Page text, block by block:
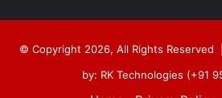
© Copyright 2026, All Rights Reserved
by: RK Technologies (+91